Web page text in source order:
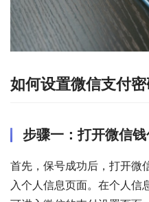
如何设置微信支付
步骤一：打开微信
首先，保号成功后，打开微
入个人信息页面。在个人信